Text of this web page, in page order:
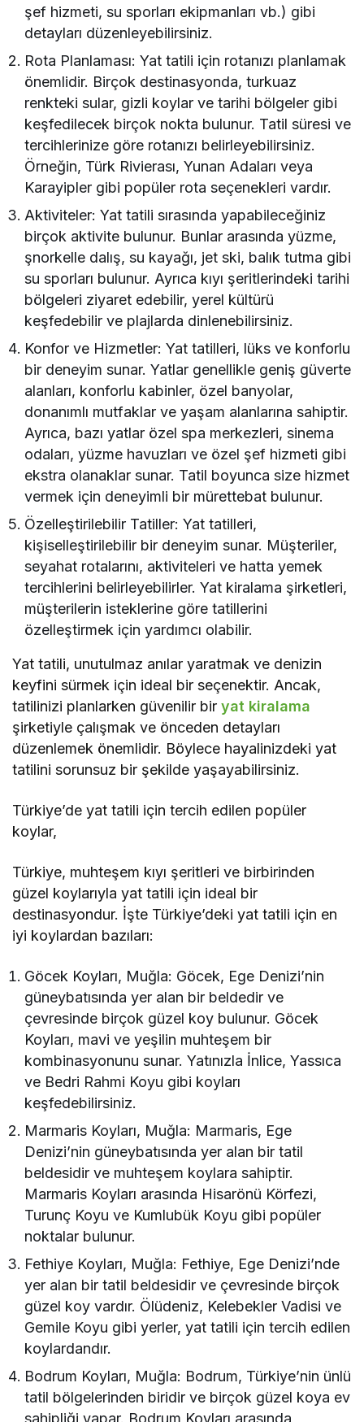
şef hizmeti, su sporları ekipmanları vb.) gibi
detayları düzenleyebilirsiniz.
Rota Planlaması: Yat tatili için rotanızı planlamak
önemlidir. Birçok destinasyonda, turkuaz
renkteki sular, gizli koylar ve tarihi bölgeler gibi
keşfedilecek birçok nokta bulunur. Tatil süresi ve
tercihlerinize göre rotanızı belirleyebilirsiniz.
Örneğin, Türk Rivierası, Yunan Adaları veya
Karayipler gibi popüler rota seçenekleri vardır.
Aktiviteler: Yat tatili sırasında yapabileceğiniz
birçok aktivite bulunur. Bunlar arasında yüzme,
şnorkelle dalış, su kayağı, jet ski, balık tutma gibi
su sporları bulunur. Ayrıca kıyı şeritlerindeki tarihi
bölgeleri ziyaret edebilir, yerel kültürü
keşfedebilir ve plajlarda dinlenebilirsiniz.
Konfor ve Hizmetler: Yat tatilleri, lüks ve konforlu
bir deneyim sunar. Yatlar genellikle geniş güverte
alanları, konforlu kabinler, özel banyolar,
donanımlı mutfaklar ve yaşam alanlarına sahiptir.
Ayrıca, bazı yatlar özel spa merkezleri, sinema
odaları, yüzme havuzları ve özel şef hizmeti gibi
ekstra olanaklar sunar. Tatil boyunca size hizmet
vermek için deneyimli bir mürettebat bulunur.
Özelleştirilebilir Tatiller: Yat tatilleri,
kişiselleştirilebilir bir deneyim sunar. Müşteriler,
seyahat rotalarını, aktiviteleri ve hatta yemek
tercihlerini belirleyebilirler. Yat kiralama şirketleri,
müşterilerin isteklerine göre tatillerini
özelleştirmek için yardımcı olabilir.
Yat tatili, unutulmaz anılar yaratmak ve denizin
keyfini sürmek için ideal bir seçenektir. Ancak,
tatilinizi planlarken güvenilir biryat kiralama
şirketiyle çalışmak ve önceden detayları
düzenlemek önemlidir. Böylece hayalinizdeki yat
tatilini sorunsuz bir şekilde yaşayabilirsiniz.
Türkiye’de yat tatili için tercih edilen popüler
koylar,
Türkiye, muhteşem kıyı şeritleri ve birbirinden
güzel koylarıyla yat tatili için ideal bir
destinasyondur. İşte Türkiye’deki yat tatili için en
iyi koylardan bazıları:
Göcek Koyları, Muğla: Göcek, Ege Denizi’nin
güneybatısında yer alan bir beldedir ve
çevresinde birçok güzel koy bulunur. Göcek
Koyları, mavi ve yeşilin muhteşem bir
kombinasyonunu sunar. Yatınızla İnlice, Yassıca
ve Bedri Rahmi Koyu gibi koyları
keşfedebilirsiniz.
Marmaris Koyları, Muğla: Marmaris, Ege
Denizi’nin güneybatısında yer alan bir tatil
beldesidir ve muhteşem koylara sahiptir.
Marmaris Koyları arasında Hisarönü Körfezi,
Turunç Koyu ve Kumlubük Koyu gibi popüler
noktalar bulunur.
Fethiye Koyları, Muğla: Fethiye, Ege Denizi’nde
yer alan bir tatil beldesidir ve çevresinde birçok
güzel koy vardır. Ölüdeniz, Kelebekler Vadisi ve
Gemile Koyu gibi yerler, yat tatili için tercih edilen
koylardandır.
Bodrum Koyları, Muğla: Bodrum, Türkiye’nin ünlü
tatil bölgelerinden biridir ve birçok güzel koya ev
sahipliği yapar. Bodrum Koyları arasında